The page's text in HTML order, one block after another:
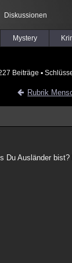
Diskussionen
Mystery
Beiträge ▪
Rubrik
Du Ausländer